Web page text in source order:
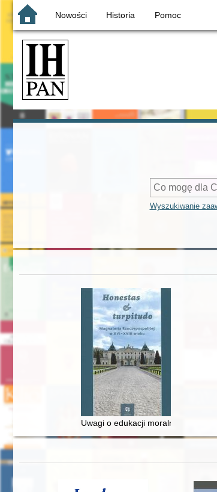
Nowości Historia Pomoc
Wyszukiwanie
Uwagi o edukacji moralnej synów